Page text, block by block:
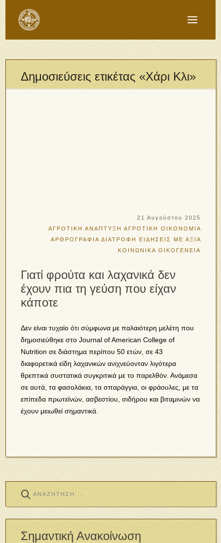
Δημοσιεύσεις ετικέτας «Χάρι Κλι»
21 Αυγούστου 2025
ΑΓΡΟΤΙΚΗ ΑΝΑΠΤΥΞΗ ΑΓΡΟΤΙΚΗ ΟΙΚΟΝΟΜΙΑ
ΑΡΘΡΟΓΡΑΦΙΑ ΔΙΑΤΡΟΦΗ
ΕΙΔΗΣΕΙΣ ΜΕ ΑΞΙΑ
ΚΟΙΝΩΝΙΚΑ ΟΙΚΟΓΕΝΕΙΑ
Γιατί φρούτα και λαχανικά δεν
έχουν πια τη γεύση που είχαν
κάποτε
Δεν είναι τυχαίο ότι σύμφωνα με παλαιότερη μελέτη που
δημοσιεύθηκε στο Journal of American College of
Nutrition σε διάστημα περίπου 50 ετών, σε 43
διαφορετικά είδη λαχανικών ανιχνεύονταν λιγότερα
θρεπτικά συστατικά συγκριτικά με το παρελθόν. Ανάμεσα
σε αυτά, τα φασολάκια, τα σπαράγγια, οι φράουλες, με τα
επίπεδα πρωτεϊνών, ασβεστίου, σιδήρου και βιταμινών να
έχουν μειωθεί σημαντικά.
Σημαντική Ανακοίνωση